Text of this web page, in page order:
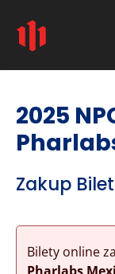
2025
Zakup
Bilety online